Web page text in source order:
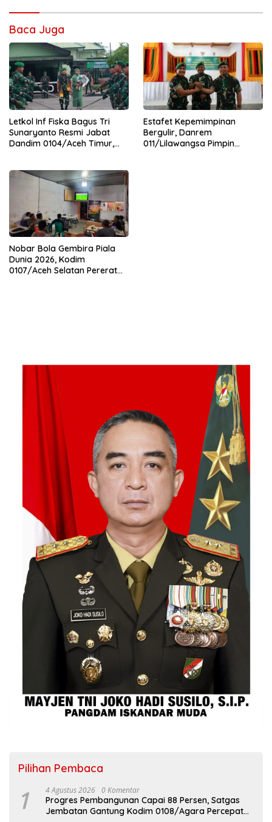
Baca Juga
Letkol Inf Fiska Bagus Tri
Sunaryanto Resmi Jabat
Dandim 0104/Aceh Timur,
0104/Atim
Estafet Kepemimpinan
Bergulir, Danrem
011/Lilawangsa Pimpin
Nobar Bola Gembira Piala
Dunia 2026, Kodim
0107/Aceh Selatan Pererat
Pilihan Pembaca
1 4 Agustus 2026 0 Komentar
Progres Pembangunan Capai 88 Persen, Satgas
Jembatan Gantung Kodim 0108/Agara Percepat